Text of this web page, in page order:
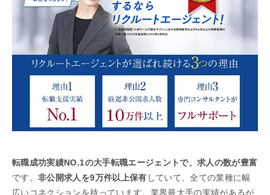
転職成功実績NO.1の大手転職エージェントで、求人の数が豊富
です。非公開求人を9万件以上保有 していて、全ての業種に幅
広いコネクションを持っています。業界最大手の実績があるが